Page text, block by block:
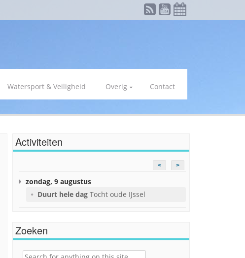
Watersport & Veiligheid Overig Contact
Activiteiten
< >
zondag, 9 augustus
Duurt hele dag Tocht oude IJssel
Zoeken
Search